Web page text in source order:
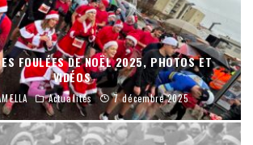
FOULÉES DE NOËL 2025, PHOTOS ET
VIDÉOS
Actualités 7 décembre 2025